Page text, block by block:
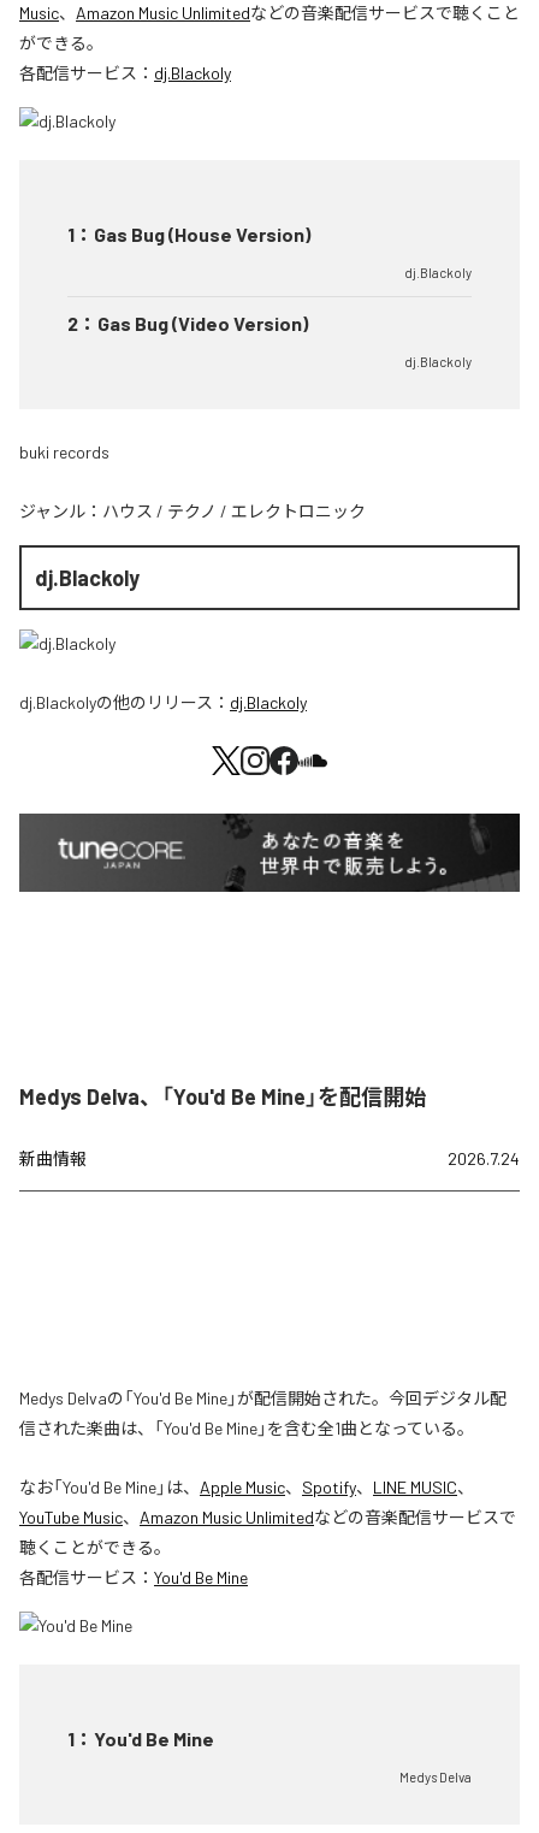
Music、 Amazon Music Unlimitedなどの音楽配信サービスで聴くこと
ができる。
各配信サービス： dj.Blackoly
1 ： Gas Bug (House Version)
dj.Blackoly
2 ： Gas Bug (Video Version)
dj.Blackoly
buki records
ジャンル： ハウス / テクノ / エレクトロニック
dj.Blackoly
dj.Blackolyの他のリリース： dj.Blackoly
Medys Delva、「You'd Be Mine」を配信開始
新曲情報 2026.7.24
Medys Delvaの「You'd Be Mine」が配信開始された。今回デジタル配
信された楽曲は、「You'd Be Mine」を含む全1曲となっている。
なお「You'd Be Mine」は、 Apple Music、 Spotify、 LINE MUSIC、
YouTube Music、 Amazon Music Unlimitedなどの音楽配信サービスで
聴くことができる。
各配信サービス： You'd Be Mine
1 ： You'd Be Mine
Medys Delva